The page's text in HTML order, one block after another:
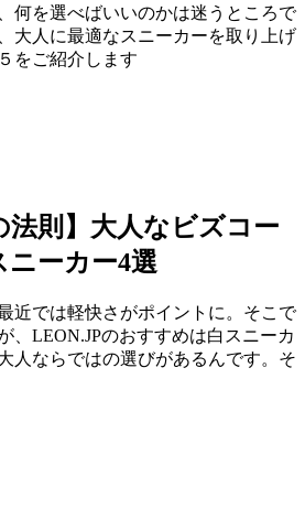
何を選べばいいのかは迷うところで
大人に最適なスニーカーを取り上げ
をご紹介します
法則】大人なビズコー
ーカー4選
近では軽快さがポイントに。そこで
、LEON.JPのおすすめは白スニーカ
人ならではの選びがあるんです。そ